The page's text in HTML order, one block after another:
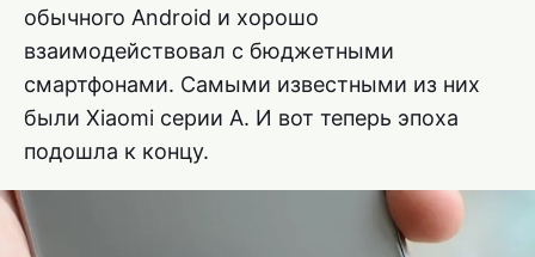
обычного Android и хорошо
взаимодействовал с бюджетными
смартфонами. Самыми известными из них
были Xiaomi серии А. И вот теперь эпоха
подошла к концу.